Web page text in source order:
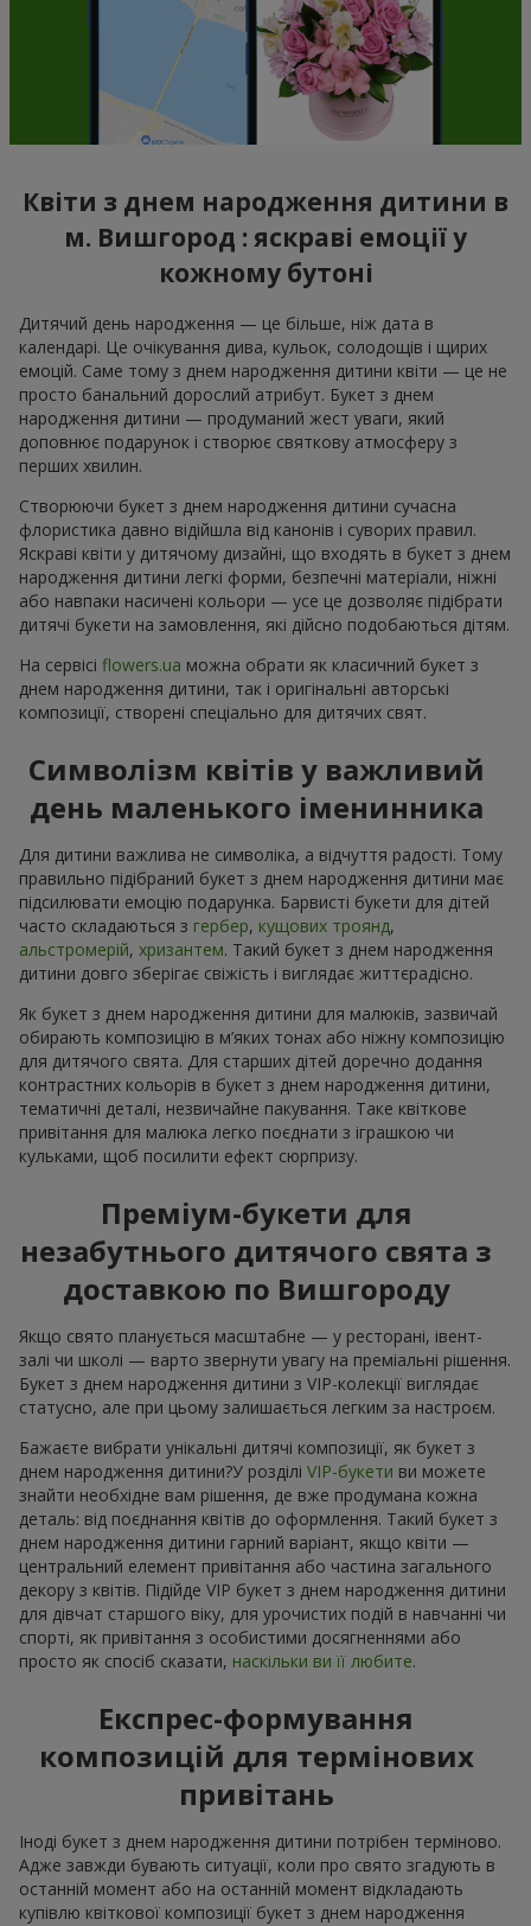
Квіти з днем народження дитини в
м. Вишгород : яскраві емоції у
кожному бутоні
Дитячий день народження — це більше, ніж дата в
календарі. Це очікування дива, кульок, солодощів і щирих
емоцій. Саме тому з днем народження дитини квіти — це не
просто банальний дорослий атрибут. Букет з днем
народження дитини — продуманий жест уваги, який
доповнює подарунок і створює святкову атмосферу з
перших хвилин.
Створюючи букет з днем народження дитини сучасна
флористика давно відійшла від канонів і суворих правил.
Яскраві квіти у дитячому дизайні, що входять в букет з днем
народження дитини легкі форми, безпечні матеріали, ніжні
або навпаки насичені кольори — усе це дозволяє підібрати
дитячі букети на замовлення, які дійсно подобаються дітям.
На сервісі flowers.ua можна обрати як класичний букет з
днем народження дитини, так і оригінальні авторські
композиції, створені спеціально для дитячих свят.
Символізм квітів у важливий
день маленького іменинника
Для дитини важлива не символіка, а відчуття радості. Тому
правильно підібраний букет з днем народження дитини має
підсилювати емоцію подарунка. Барвисті букети для дітей
часто складаються з гербер, кущових троянд,
альстромерій, хризантем. Такий букет з днем народження
дитини довго зберігає свіжість і виглядає життєрадісно.
Як букет з днем народження дитини для малюків, зазвичай
обирають композицію в м’яких тонах або ніжну композицію
для дитячого свята. Для старших дітей доречно додання
контрастних кольорів в букет з днем народження дитини,
тематичні деталі, незвичайне пакування. Таке квіткове
привітання для малюка легко поєднати з іграшкою чи
кульками, щоб посилити ефект сюрпризу.
Преміум-букети для
незабутнього дитячого свята з
доставкою по Вишгороду
Якщо свято планується масштабне — у ресторані, івент-
залі чи школі — варто звернути увагу на преміальні рішення.
Букет з днем народження дитини з VIP-колекції виглядає
статусно, але при цьому залишається легким за настроєм.
Бажаєте вибрати унікальні дитячі композиції, як букет з
днем народження дитини?У розділі VIP-букети ви можете
знайти необхідне вам рішення, де вже продумана кожна
деталь: від поєднання квітів до оформлення. Такий букет з
днем народження дитини гарний варіант, якщо квіти —
центральний елемент привітання або частина загального
декору з квітів. Підійде VIP букет з днем народження дитини
для дівчат старшого віку, для урочистих подій в навчанні чи
спорті, як привітання з особистими досягненнями або
просто як спосіб сказати, наскільки ви її любите.
Експрес-формування
композицій для термінових
привітань
Іноді букет з днем народження дитини потрібен терміново.
Адже завжди бувають ситуації, коли про свято згадують в
останній момент або на останній момент відкладають
купівлю квіткової композиції букет з днем народження